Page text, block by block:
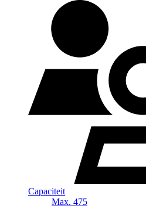
Capaciteit
Max. 475